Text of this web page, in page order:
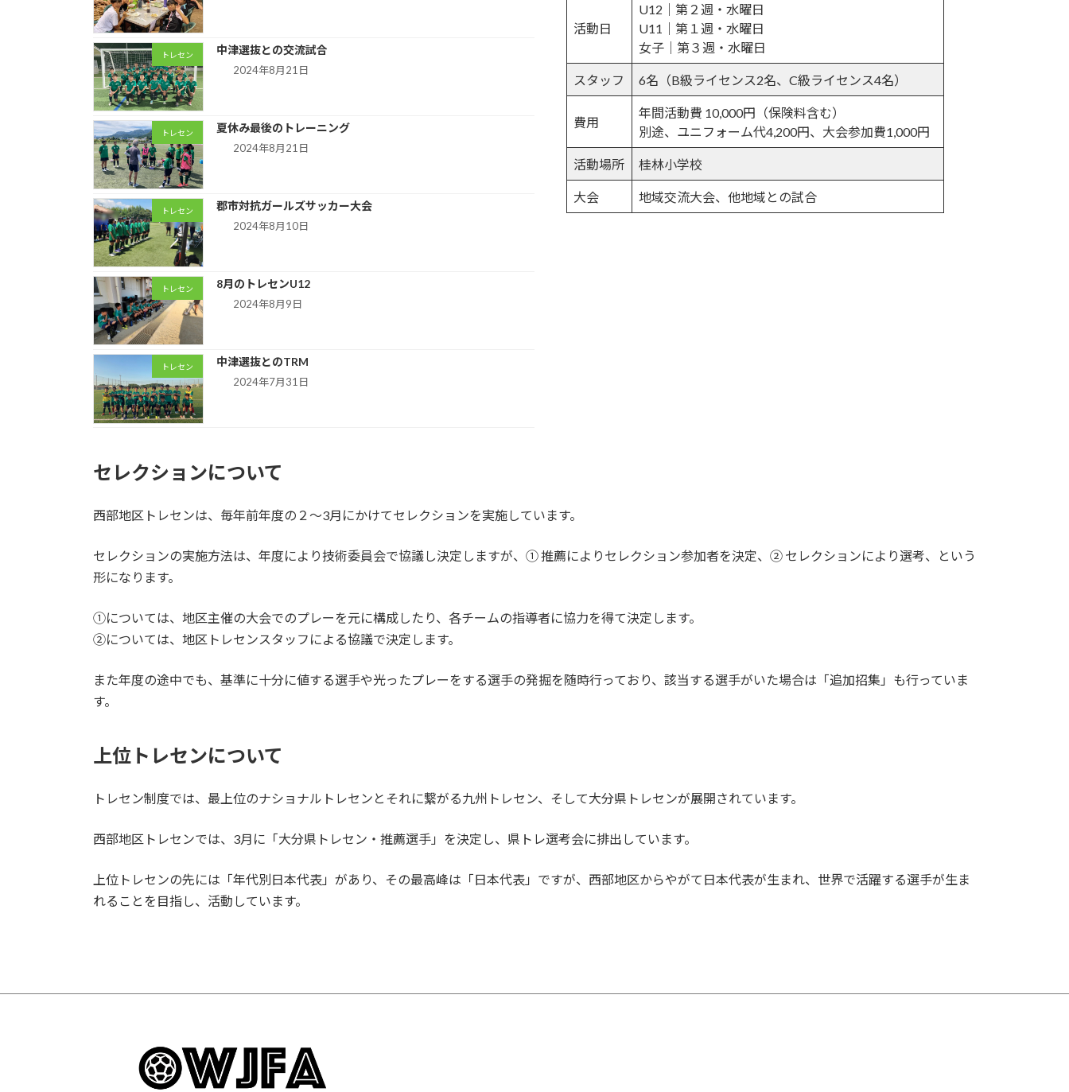
トレセン 中津選抜との交流試合
2024年8月21日
トレセン 夏休み最後のトレーニング
2024年8月21日
トレセン 郡市対抗ガールズサッカー大会
2024年8月10日
トレセン 8月のトレセンU12
2024年8月9日
トレセン 中津選抜とのTRM
2024年7月31日
活動日
U12｜第２週・水曜日
U11｜第１週・水曜日
女子｜第３週・水曜日
スタッフ 6名（B級ライセンス2名、C級ライセンス4名）
費用
年間活動費 10,000円（保険料含む）
別途、ユニフォーム代4,200円、大会参加費1,000円
活動場所 桂林小学校
大会 地域交流大会、他地域との試合
セレクションについて
西部地区トレセンは、毎年前年度の２〜3月にかけてセレクションを実施しています。
セレクションの実施方法は、年度により技術委員会で協議し決定しますが、① 推薦によりセレクション参加者を決定、② セレクションにより選考、という
形になります。
①については、地区主催の大会でのプレーを元に構成したり、各チームの指導者に協力を得て決定します。
②については、地区トレセンスタッフによる協議で決定します。
また年度の途中でも、基準に十分に値する選手や光ったプレーをする選手の発掘を随時行っており、該当する選手がいた場合は「追加招集」も行っていま
す。
上位トレセンについて
トレセン制度では、最上位のナショナルトレセンとそれに繋がる九州トレセン、そして大分県トレセンが展開されています。
西部地区トレセンでは、3月に「大分県トレセン・推薦選手」を決定し、県トレ選考会に排出しています。
上位トレセンの先には「年代別日本代表」があり、その最高峰は「日本代表」ですが、西部地区からやがて日本代表が生まれ、世界で活躍する選手が生ま
れることを目指し、活動しています。